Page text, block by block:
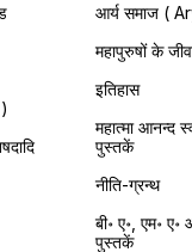
आर्य समाज (
महापुरुषों के
इतिहास
महात्मा आनन्द
पुस्तकें
नीति-ग्रन्थ
बी॰ ए॰, एम॰
पुस्तकें